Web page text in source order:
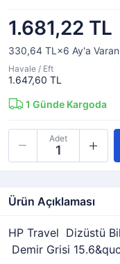
1.681,22 TL
330,64 TL×6 Ay'a Varan
Havale / Eft
1.647,60 TL
1 Günde Kargoda
Adet
Ürün Açıklaması
HP Travel Dizüstü
Demir Grisi